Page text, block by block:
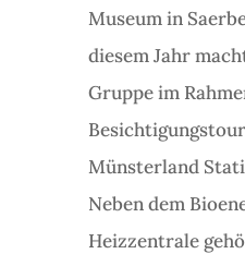
Museum in
diesem Jahr
Gruppe im
Münsterland
Neben dem
Heizzentrale